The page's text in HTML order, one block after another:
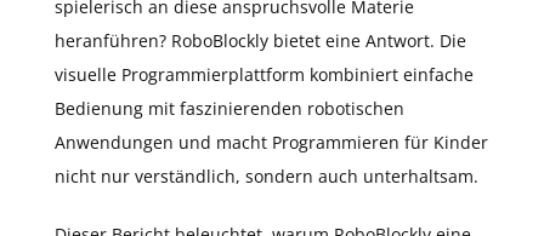
spielerisch an diese anspruchsvolle Materie
heranführen? RoboBlockly bietet eine Antwort. Die
visuelle Programmierplattform kombiniert einfache
Bedienung mit faszinierenden robotischen
Anwendungen und macht Programmieren für Kinder
nicht nur verständlich, sondern auch unterhaltsam.